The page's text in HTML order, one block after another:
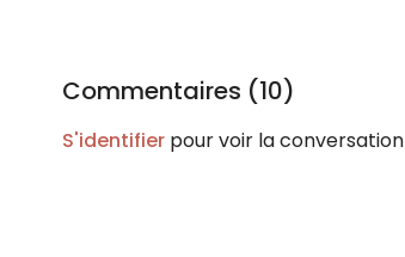
Commentaires (10)
S'identifier pour voir la conversation